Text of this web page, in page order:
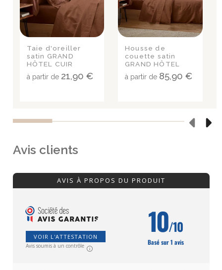
Taie d'oreiller
satin GRAND
HÔTEL CUIR
à partir de 21,90 €
Housse de
couette satin
GRAND HÔTEL
CUIR
à partir de 85,90 €
Avis clients
AVIS À PROPOS DU PRODUIT
VOIR L'ATTESTATION
Avis soumis à un contrôle
10/10
Basé sur 1 avis